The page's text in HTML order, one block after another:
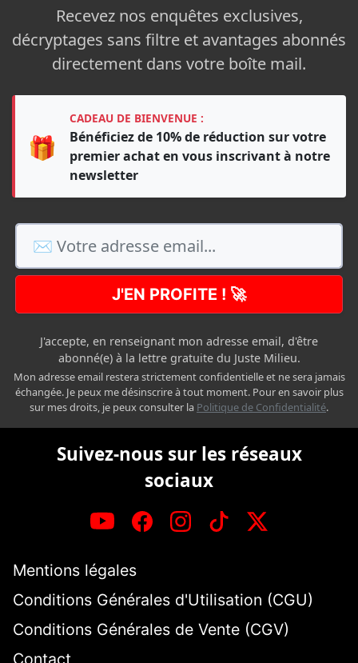
Recevez nos enquêtes exclusives,
décryptages sans filtre et avantages abonnés
directement dans votre boîte mail.
🎁
CADEAU DE BIENVENUE :
Bénéficiez de 10% de réduction sur votre
premier achat en vous inscrivant à notre
newsletter
J'EN PROFITE ! 🚀
J'accepte, en renseignant mon adresse email, d'être
abonné(e) à la lettre gratuite du Juste Milieu.
Mon adresse email restera strictement confidentielle et ne sera jamais
échangée. Je peux me désinscrire à tout moment. Pour en savoir plus
sur mes droits, je peux consulter la Politique de Confidentialité.
Suivez-nous sur les réseaux
sociaux
Mentions légales
Conditions Générales d'Utilisation (CGU)
Conditions Générales de Vente (CGV)